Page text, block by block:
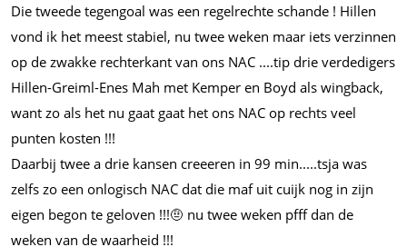
Die tweede tegengoal was een regelrechte schande ! Hillen
vond ik het meest stabiel, nu twee weken maar iets verzinnen
op de zwakke rechterkant van ons NAC ....tip drie verdedigers
Hillen-Greiml-Enes Mah met Kemper en Boyd als wingback,
want zo als het nu gaat gaat het ons NAC op rechts veel
punten kosten !!!
Daarbij twee a drie kansen creeeren in 99 min.....tsja was
zelfs zo een onlogisch NAC dat die maf uit cuijk nog in zijn
eigen begon te geloven !!!🤨 nu twee weken pfff dan de
weken van de waarheid !!!